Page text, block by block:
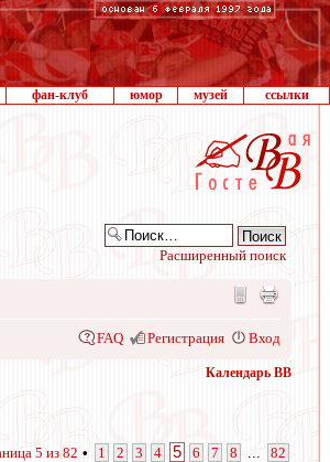
фан-клуб юмор музей ссылки
Расширенный поиск
FAQ Регистрация Вход
Календарь ВВ
5 из 82 • 1 2 3 4 5 6 7 8 82